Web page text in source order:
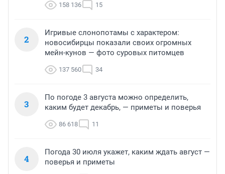
158 136 15
2
Игривые слонопотамы с характером:
новосибирцы показали своих огромных
мейн-кунов — фото суровых питомцев
137 560 34
3
По погоде 3 августа можно определить,
каким будет декабрь, — приметы и поверья
86 618 11
4
Погода 30 июля укажет, каким ждать август —
поверья и приметы